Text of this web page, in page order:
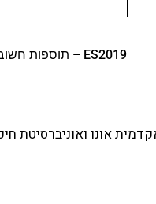
ES2019 – תוספות חשובות לתקן של ג׳אווהסקריפט
אונו ואוניברסיטת